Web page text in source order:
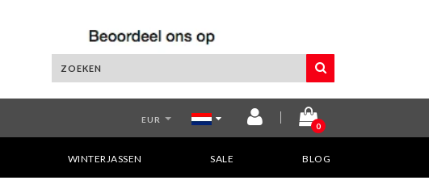
EUR
0
WINTERJASSEN SALE BLOG